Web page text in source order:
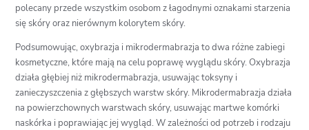
polecany przede wszystkim osobom z łagodnymi oznakami starzenia
się skóry oraz nierównym kolorytem skóry.
Podsumowując, oxybrazja i mikrodermabrazja to dwa różne zabiegi
kosmetyczne, które mają na celu poprawę wyglądu skóry. Oxybrazja
działa głębiej niż mikrodermabrazja, usuwając toksyny i
zanieczyszczenia z głębszych warstw skóry. Mikrodermabrazja działa
na powierzchownych warstwach skóry, usuwając martwe komórki
naskórka i poprawiając jej wygląd. W zależności od potrzeb i rodzaju